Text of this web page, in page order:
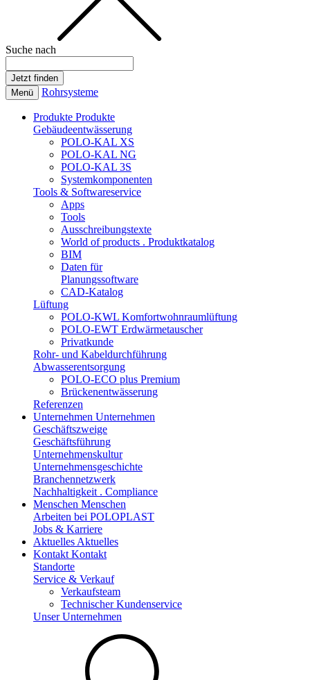
Suche nach
Menü Rohrsysteme
Produkte Produkte
Gebäudeentwässerung
POLO-KAL XS
POLO-KAL NG
POLO-KAL 3S
Systemkomponenten
Tools & Softwareservice
Apps
Tools
Ausschreibungstexte
World of products . Produktkatalog
BIM
Daten für
Planungssoftware
CAD-Katalog
Lüftung
POLO-KWL Komfortwohnraumlüftung
POLO-EWT Erdwärmetauscher
Privatkunde
Rohr- und Kabeldurchführung
Abwasserentsorgung
POLO-ECO plus Premium
Brückenentwässerung
Referenzen
Unternehmen Unternehmen
Geschäftszweige
Geschäftsführung
Unternehmenskultur
Unternehmensgeschichte
Branchennetzwerk
Nachhaltigkeit . Compliance
Menschen Menschen
Arbeiten bei POLOPLAST
Jobs & Karriere
Aktuelles Aktuelles
Kontakt Kontakt
Standorte
Service & Verkauf
Verkaufsteam
Technischer Kundenservice
Unser Unternehmen